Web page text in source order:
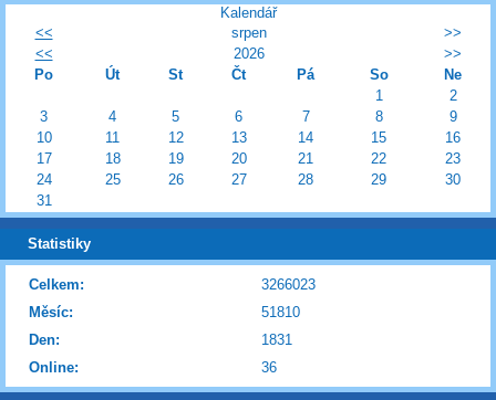
Kalendář
<<
srpen
>>
<<
2026
>>
Po
Út St Čt Pá So
Ne
1
2
3
4 5 6 7 8
9
10
11 12 13 14 15
16
17
18 19 20 21 22
23
24
25 26 27 28 29
30
31
Statistiky
Online: 36
Celkem:
3266023
Měsíc:
51810
Den:
1831